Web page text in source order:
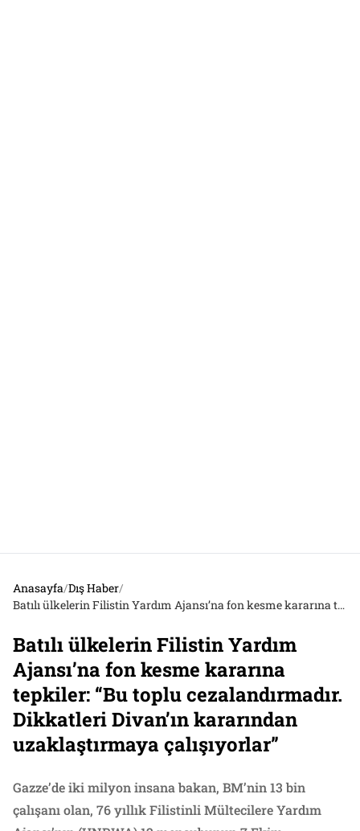
Anasayfa/Dış Haber/
Batılı ülkelerin Filistin Yardım Ajansı’na fon kesme kararına tepkiler: “Bu toplu cezalandırmadır. Dikkatleri Divan’ın kararından uzaklaştırmaya çalışıyorlar”
Batılı ülkelerin Filistin Yardım
Ajansı’na fon kesme kararına
tepkiler: “Bu toplu cezalandırmadır.
Dikkatleri Divan’ın kararından
uzaklaştırmaya çalışıyorlar”
Gazze’de iki milyon insana bakan, BM’nin 13 bin
çalışanı olan, 76 yıllık Filistinli Mültecilere Yardım